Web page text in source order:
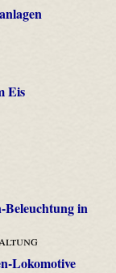
Eis
in
Lokomotive